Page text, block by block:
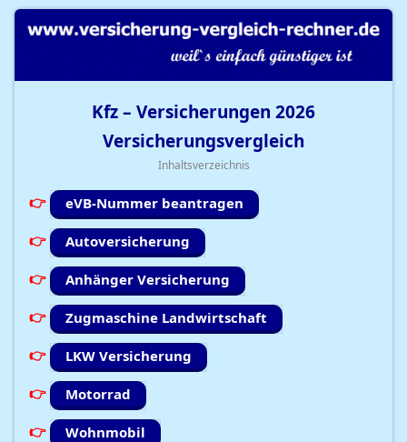
Kfz – Versicherungen 2026
Versicherungsvergleich
Inhaltsverzeichnis
eVB-Nummer beantragen
Autoversicherung
Anhänger Versicherung
Zugmaschine Landwirtschaft
LKW Versicherung
Motorrad
Wohnmobil